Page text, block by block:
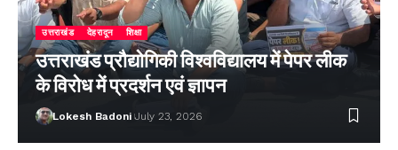
उत्तराखंड देहरादून शिक्षा
उत्तराखंड प्रौद्योगिकी विश्वविद्यालय में पेपर लीक
के विरोध में प्रदर्शन एवं ज्ञापन
Lokesh Badoni July 23, 2026